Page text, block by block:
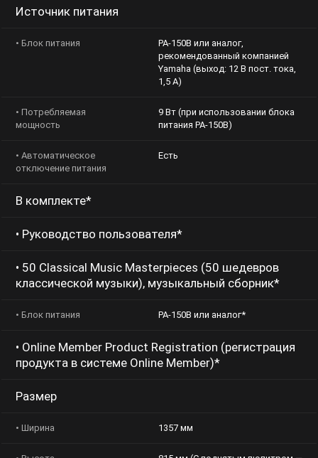
Источник питания
• Блок питания
PA-150B или аналог,
рекомендованный компанией
Yamaha (выход: 12 В пост. тока,
1,5 A)
• Потребляемая мощность
9 Вт (при использовании блока
питания PA-150B)
• Автоматическое
отключение питания
Есть
В комплекте*
• Руководство пользователя*
• 50 Classical Music Masterpieces (50 шедевров
классической музыки), музыкальный сборник*
• Блок питания PA-150B или аналог*
• Online Member Product Registration (регистрация
продукта в системе Online Member)*
Размер
• Ширина 1357 мм